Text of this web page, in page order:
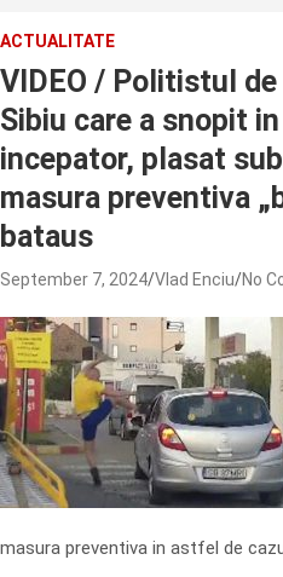
ACTUALITATE
VIDEO / Politistul de
Sibiu care a snopit
incepator, plasat
masura preventiva
bataus
September 7, 2024 Vlad Enciu No
masura preventiva in astfel de